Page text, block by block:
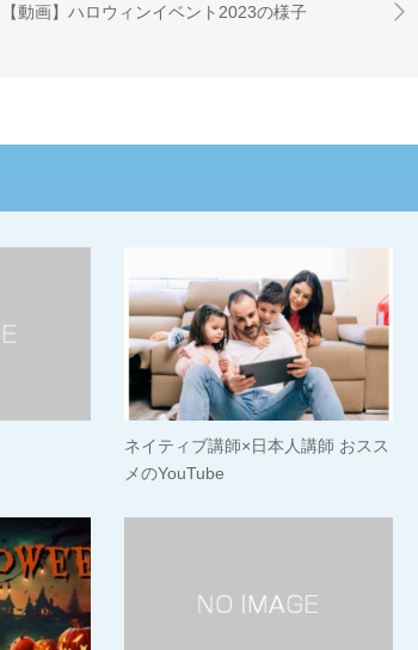
【動画】ハロウィンイベント2023の様子
ネイティブ講師×日本人講師 おスス
メのYouTube